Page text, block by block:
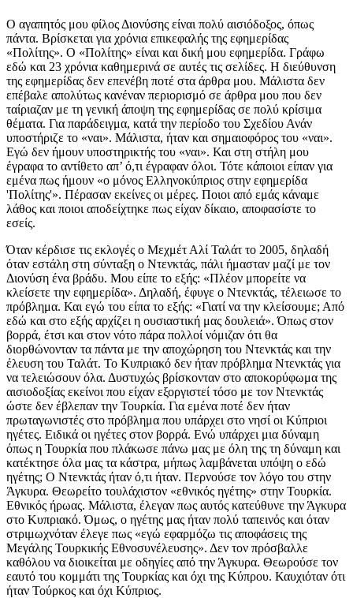
Ο αγαπητός μου φίλος Διονύσης είναι πολύ αισιόδοξος, όπως
πάντα. Βρίσκεται για χρόνια επικεφαλής της εφημερίδας
«Πολίτης». Ο «Πολίτης» είναι και δική μου εφημερίδα. Γράφω
εδώ και 23 χρόνια καθημερινά σε αυτές τις σελίδες. Η διεύθυνση
της εφημερίδας δεν επενέβη ποτέ στα άρθρα μου. Μάλιστα δεν
επέβαλε απολύτως κανέναν περιορισμό σε άρθρα μου που δεν
ταίριαζαν με τη γενική άποψη της εφημερίδας σε πολύ κρίσιμα
θέματα. Για παράδειγμα, κατά την περίοδο του Σχεδίου Ανάν
υποστήριζε το «ναι». Μάλιστα, ήταν και σημαιοφόρος του «ναι».
Εγώ δεν ήμουν υποστηρικτής του «ναι». Και στη στήλη μου
έγραφα το αντίθετο απ’ ό,τι έγραφαν όλοι. Τότε κάποιοι είπαν για
εμένα πως ήμουν «ο μόνος Ελληνοκύπριος στην εφημερίδα
'Πολίτης'». Πέρασαν εκείνες οι μέρες. Ποιοι από εμάς κάναμε
λάθος και ποιοι αποδείχτηκε πως είχαν δίκαιο, αποφασίστε το
εσείς.
Όταν κέρδισε τις εκλογές ο Μεχμέτ Αλί Ταλάτ το 2005, δηλαδή
όταν εστάλη στη σύνταξη ο Ντενκτάς, πάλι ήμασταν μαζί με τον
Διονύση ένα βράδυ. Μου είπε το εξής: «Πλέον μπορείτε να
κλείσετε την εφημερίδα». Δηλαδή, έφυγε ο Ντενκτάς, τέλειωσε το
πρόβλημα. Και εγώ του είπα το εξής: «Γιατί να την κλείσουμε; Από
εδώ και στο εξής αρχίζει η ουσιαστική μας δουλειά». Όπως στον
βορρά, έτσι και στον νότο πάρα πολλοί νόμιζαν ότι θα
διορθώνονταν τα πάντα με την αποχώρηση του Ντενκτάς και την
έλευση του Ταλάτ. Το Κυπριακό δεν ήταν πρόβλημα Ντενκτάς για
να τελειώσουν όλα. Δυστυχώς βρίσκονταν στο αποκορύφωμα της
αισιοδοξίας εκείνοι που είχαν εξοργιστεί τόσο με τον Ντενκτάς
ώστε δεν έβλεπαν την Τουρκία. Για εμένα ποτέ δεν ήταν
πρωταγωνιστές στο πρόβλημα που υπάρχει στο νησί οι Κύπριοι
ηγέτες. Ειδικά οι ηγέτες στον βορρά. Ενώ υπάρχει μια δύναμη
όπως η Τουρκία που πλάκωσε πάνω μας με όλη της τη δύναμη και
κατέκτησε όλα μας τα κάστρα, μήπως λαμβάνεται υπόψη ο εδώ
ηγέτης; Ο Ντενκτάς ήταν ό,τι ήταν. Περνούσε τον λόγο του στην
Άγκυρα. Θεωρείτο τουλάχιστον «εθνικός ηγέτης» στην Τουρκία.
Εθνικός ήρωας. Μάλιστα, έλεγαν πως αυτός κατεύθυνε την Άγκυρα
στο Κυπριακό. Όμως, ο ηγέτης μας ήταν πολύ ταπεινός και όταν
στριμωχνόταν έλεγε πως «εγώ εφαρμόζω τις αποφάσεις της
Μεγάλης Τουρκικής Εθνοσυνέλευσης». Δεν τον πρόσβαλλε
καθόλου να διοικείται με οδηγίες από την Άγκυρα. Θεωρούσε τον
εαυτό του κομμάτι της Τουρκίας και όχι της Κύπρου. Καυχιόταν ότι
ήταν Τούρκος και όχι Κύπριος.